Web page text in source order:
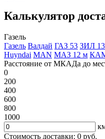
Калькулятор
Газель
Газель Валдай ГАЗ 53 ЗИЛ
Huyndai MAN МАЗ 12 м
Расстояние от МКАДа до
0
200
400
600
800
1000
Стоимость доставки: 0 руб.